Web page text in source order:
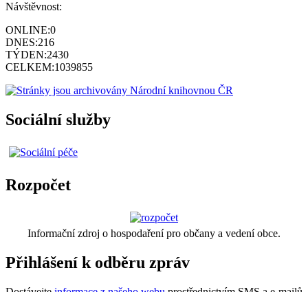
Návštěvnost:
ONLINE:0
DNES:216
TÝDEN:2430
CELKEM:1039855
Sociální služby
Rozpočet
Informační zdroj o hospodaření pro občany a vedení obce.
Přihlášení k odběru zpráv